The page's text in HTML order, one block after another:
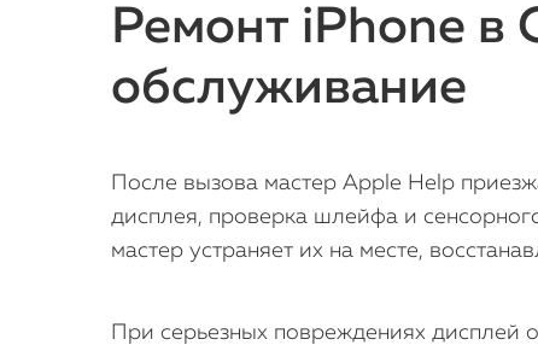
Ремонт iPhone в
обслуживание
После вызова мастер Apple Help
дисплея, проверка шлейфа и
мастер устраняет их на месте,
При серьезных повреждениях дисплей